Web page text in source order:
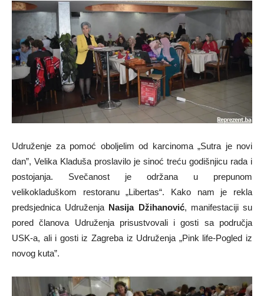
Udruženje za pomoć oboljelim od karcinoma „Sutra je novi
dan”, Velika Kladuša proslavilo je sinoć treću godišnjicu rada i
postojanja. Svečanost je održana u prepunom
velikokladuškom restoranu „Libertas“. Kako nam je rekla
predsjednica Udruženja Nasija Džihanović, manifestaciji su
pored članova Udruženja prisustvovali i gosti sa područja
USK-a, ali i gosti iz Zagreba iz Udruženja „Pink life-Pogled iz
novog kuta”.